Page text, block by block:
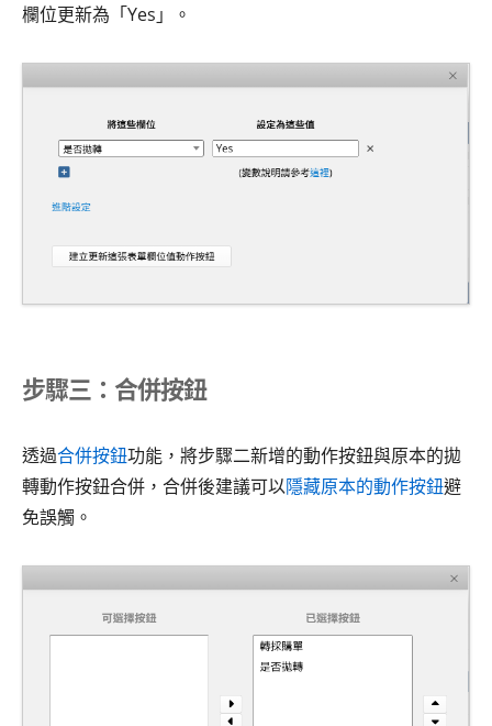
欄位更新為「Yes」。
步驟三：合併按鈕
透過合併按鈕功能，將步驟二新增的動作按鈕與原本的拋
轉動作按鈕合併，合併後建議可以隱藏原本的動作按鈕避
免誤觸。